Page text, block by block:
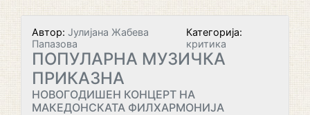
Автор: Јулијана Жабева
Папазова
Категорија:
критика
ПОПУЛАРНА МУЗИЧКА
ПРИКАЗНА
НОВОГОДИШЕН КОНЦЕРТ НА
МАКЕДОНСКАТА ФИЛХАРМОНИЈА